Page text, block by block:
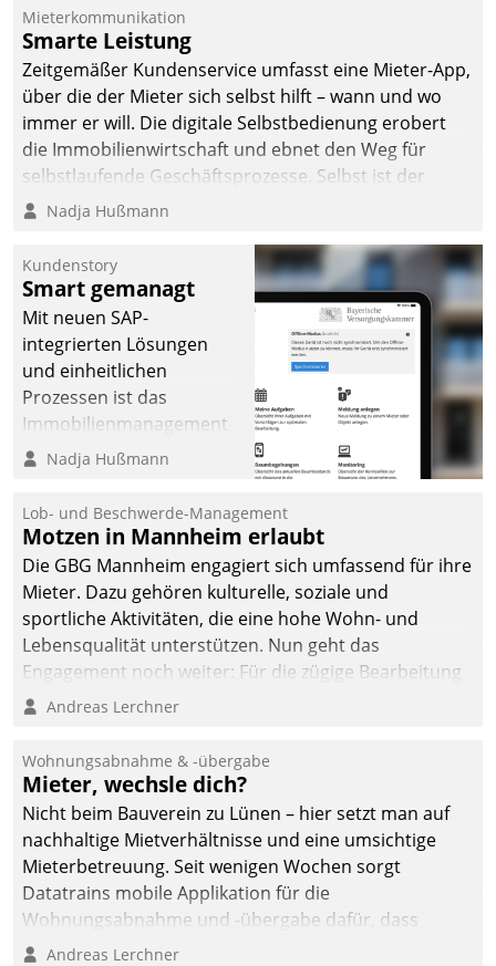
Mieterkommunikation
Smarte Leistung
Zeitgemäßer Kundenservice umfasst eine Mieter-App,
über die der Mieter sich selbst hilft – wann und wo
immer er will. Die digitale Selbstbedienung erobert
die Immobilienwirtschaft und ebnet den Weg für
selbstlaufende Geschäftsprozesse. Selbst ist der
Kunde und smart der Serviceanbieter.
Nadja Hußmann
Kundenstory
Smart gemanagt
Mit neuen SAP-
integrierten Lösungen
und einheitlichen
Prozessen ist das
Immobilienmanagement
der Bayerischen
Ressort Kapitalanlage für
künftige Aufgaben und
Herausforderungen
gerüstet.
Nadja Hußmann
Lob- und Beschwerde-Management
Motzen in Mannheim erlaubt
Die GBG Mannheim engagiert sich umfassend für ihre
Mieter. Dazu gehören kulturelle, soziale und
sportliche Aktivitäten, die eine hohe Wohn- und
Lebensqualität unterstützen. Nun geht das
Engagement noch weiter: Für die zügige Bearbeitung
von Beschwerden – oder Lob – richtet das
und Beschwerde-Management einen eigenen Kanal
ein.
Andreas Lerchner
Wohnungsabnahme & -übergabe
Mieter, wechsle dich?
Nicht beim Bauverein zu Lünen – hier setzt man auf
nachhaltige Mietverhältnisse und eine umsichtige
Mieterbetreuung. Seit wenigen Wochen sorgt
Datatrains mobile Applikation für die
Wohnungsabnahme und -übergabe dafür, dass
Mieter wohlgeordnet kommen und, so es sein muss,
Andreas Lerchner